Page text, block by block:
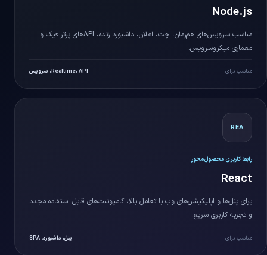
Node.js
مناسب سرویس‌های هم‌زمان، چت، اعلان، داشبورد زنده، APIهای پرترافیک و
معماری میکروسرویس.
مناسب برای Realtime، API، سرویس
REA
رابط کاربری محصول‌محور
React
برای پنل‌ها و اپلیکیشن‌های وب با تعامل بالا، کامپوننت‌های قابل استفاده مجدد
و تجربه کاربری سریع.
مناسب برای پنل، داشبورد، SPA